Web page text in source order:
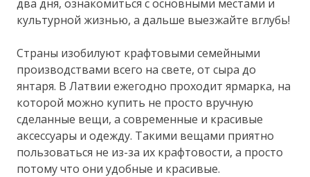
два дня, ознакомиться с основными местами и
культурной жизнью, а дальше выезжайте вглубь!
Страны изобилуют крафтовыми семейными
производствами всего на свете, от сыра до
янтаря. В Латвии ежегодно проходит ярмарка, на
которой можно купить не просто вручную
сделанные вещи, а современные и красивые
аксессуары и одежду. Такими вещами приятно
пользоваться не из-за их крафтовости, а просто
потому что они удобные и красивые.